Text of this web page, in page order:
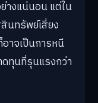
างแน่นอน แต่ใน
นทรัพย์เสี่ยง
าจเป็นการหนี
ทุนที่รุนแรงกว่า